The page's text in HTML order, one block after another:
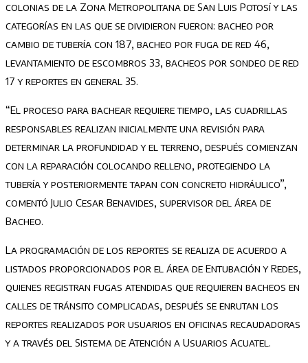
colonias de la Zona Metropolitana de San Luis Potosí y las
categorías en las que se dividieron fueron: bacheo por
cambio de tubería con 187, bacheo por fuga de red 46,
levantamiento de escombros 33, bacheos por sondeo de red
17 y reportes en general 35.
“El proceso para bachear requiere tiempo, las cuadrillas
responsables realizan inicialmente una revisión para
determinar la profundidad y el terreno, después comienzan
con la reparación colocando relleno, protegiendo la
tubería y posteriormente tapan con concreto hidráulico”,
comentó Julio Cesar Benavides, supervisor del área de
Bacheo.
La programación de los reportes se realiza de acuerdo a
listados proporcionados por el área de Entubación y Redes,
quienes registran fugas atendidas que requieren bacheos en
calles de tránsito complicadas, después se enrutan los
reportes realizados por usuarios en oficinas recaudadoras
y a través del Sistema de Atención a Usuarios Acuatel.